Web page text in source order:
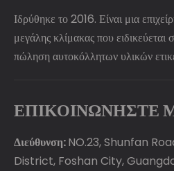
Ιδρύθηκε το 2016. Είναι μια
μεγάλης κλίμακας που
πώληση αυτοκόλλητων υλικών
ΕΠΙΚΟΙΝΩΝΗΣΤΕ
Διεύθυνση:NO.23, Shunfan
District, Foshan City,